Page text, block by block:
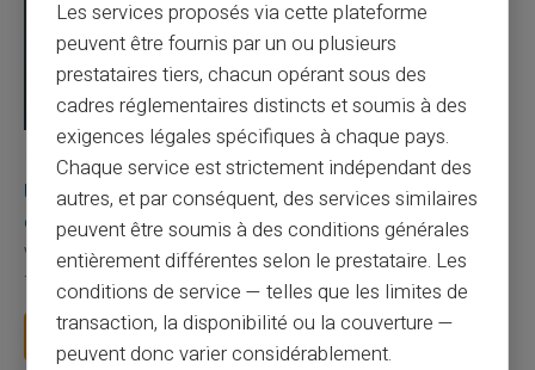
03/08/2026 Veritas Carte prépayée
Une carte bancaire gratuite sans compte, ça
existe ?
Vous avez tapé cette recherche parce que votre banque vous
facture 50 € par an pour une carte que vo...
Lire la suite
Les services proposés via cette plateforme
peuvent être fournis par un ou plusieurs
prestataires tiers, chacun opérant sous des
cadres réglementaires distincts et soumis à des
exigences légales spécifiques à chaque pays.
Chaque service est strictement indépendant des
autres, et par conséquent, des services similaires
peuvent être soumis à des conditions générales
entièrement différentes selon le prestataire. Les
conditions de service — telles que les limites de
transaction, la disponibilité ou la couverture —
peuvent donc varier considérablement.